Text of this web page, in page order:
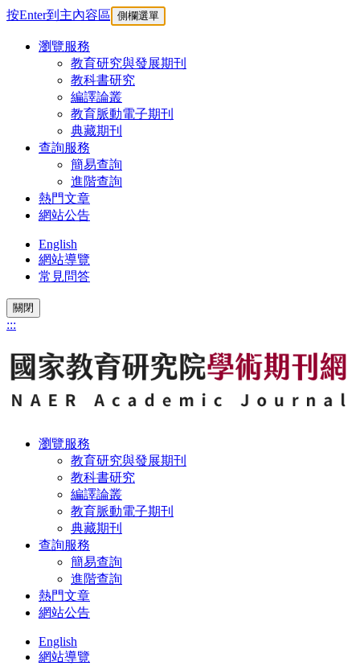
按Enter到主內容區 側欄選單
瀏覽服務
教育研究與發展期刊
教科書研究
編譯論叢
教育脈動電子期刊
典藏期刊
查詢服務
簡易查詢
進階查詢
熱門文章
網站公告
English
網站導覽
常見問答
關閉
:::
瀏覽服務
教育研究與發展期刊
教科書研究
編譯論叢
教育脈動電子期刊
典藏期刊
查詢服務
簡易查詢
進階查詢
熱門文章
網站公告
English
網站導覽